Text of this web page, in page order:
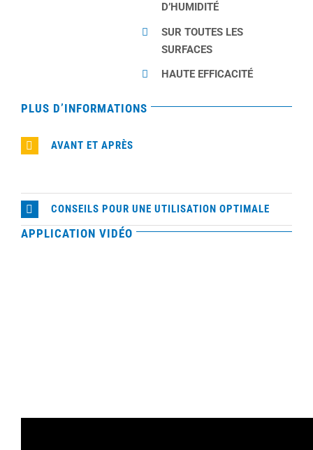
D’HUMIDITÉ
SUR TOUTES LES
SURFACES
HAUTE EFFICACITÉ
PLUS D’INFORMATIONS
AVANT ET APRÈS
CONSEILS POUR UNE UTILISATION OPTIMALE
APPLICATION VIDÉO